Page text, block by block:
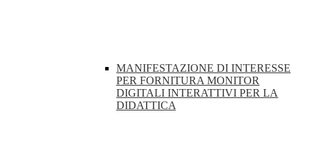
MANIFESTAZIONE DI INTERESSE
PER FORNITURA MONITOR
DIGITALI INTERATTIVI PER LA
DIDATTICA